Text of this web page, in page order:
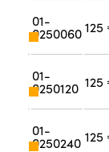
01-
0250060125
01-
0250120 125
01-
0250240 125